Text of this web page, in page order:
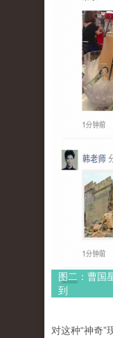
图二：曹国
到
对这种“神奇”